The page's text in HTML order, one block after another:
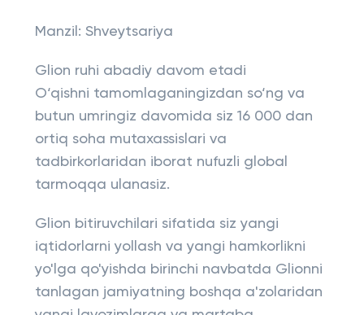
Manzil: Shveytsariya
Glion ruhi abadiy davom etadi
O‘qishni tamomlaganingizdan so‘ng va
butun umringiz davomida siz 16 000 dan
ortiq soha mutaxassislari va
tadbirkorlaridan iborat nufuzli global
tarmoqqa ulanasiz.
Glion bitiruvchilari sifatida siz yangi
iqtidorlarni yollash va yangi hamkorlikni
yo'lga qo'yishda birinchi navbatda Glionni
tanlagan jamiyatning boshqa a'zolaridan